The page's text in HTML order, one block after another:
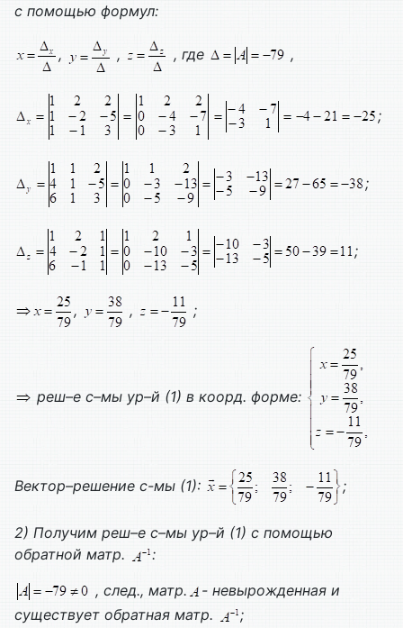
с помощью формул:
, , , где ,
;
;
;
, , ;
реш–е с–мы ур–й (1) в коорд. форме:
Вектор–решение с-мы (1): ;
2) Получим реш–е с–мы ур–й (1) с помощью
обратной матр.
:
, след., матр.
- невырожденная и
существует обратная матр.
;